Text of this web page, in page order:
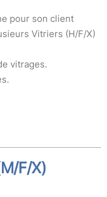
pour son client
Vitriers (H/F/X)
vitrages.
F/X)